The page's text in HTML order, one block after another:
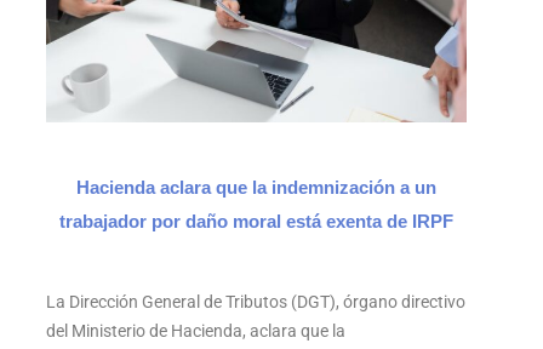
Hacienda aclara que la indemnización a un
trabajador por daño moral está exenta de IRPF
La Dirección General de Tributos (DGT), órgano directivo
del Ministerio de Hacienda, aclara que la